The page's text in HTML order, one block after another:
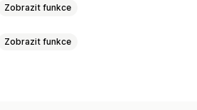
Zobrazit funkce
Zobrazit funkce